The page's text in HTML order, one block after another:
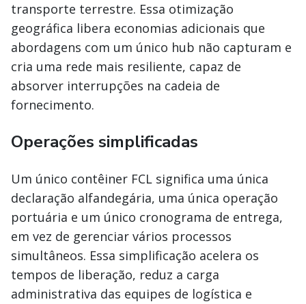
transporte terrestre. Essa otimização
geográfica libera economias adicionais que
abordagens com um único hub não capturam e
cria uma rede mais resiliente, capaz de
absorver interrupções na cadeia de
fornecimento.
Operações simplificadas
Um único contêiner FCL significa uma única
declaração alfandegária, uma única operação
portuária e um único cronograma de entrega,
em vez de gerenciar vários processos
simultâneos. Essa simplificação acelera os
tempos de liberação, reduz a carga
administrativa das equipes de logística e